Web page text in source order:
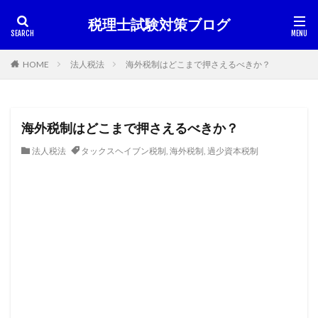
税理士試験対策ブログ
HOME 法人税法 海外税制はどこまで押さえるべきか？
海外税制はどこまで押さえるべきか？
法人税法 タックスヘイブン税制, 海外税制, 過少資本税制